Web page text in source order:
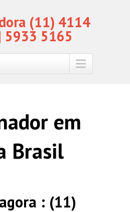
(11) 4114
5933 5165
em
Brasil
: (11)